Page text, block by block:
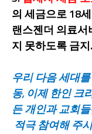
의 세금으로 18
랜스젠더 의료
지 못하도록 금지.
우리 다음세대를
동, 이제 한인크
든개인과교회
적극 참여해 주